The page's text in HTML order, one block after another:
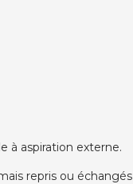
à aspiration externe.
repris ou échangés